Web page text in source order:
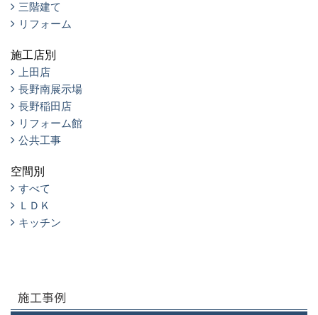
三階建て
リフォーム
施工店別
上田店
長野南展示場
長野稲田店
リフォーム館
公共工事
空間別
すべて
ＬＤＫ
キッチン
施工事例